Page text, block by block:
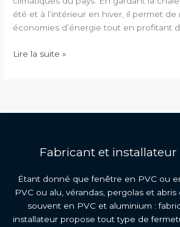
été et à l’intérieur en hiver, il permet de
économies d’énergie tout en profitant
Double
Lire la suite »
Fabricant et installateur
Étant donné que fenêtre en PVC ou
PVC ou alu, vérandas, pergolas et
souvent en PVC et aluminium :
installateur propose tout type de